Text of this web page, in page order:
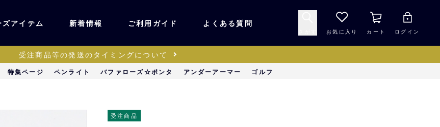
ク
ユニフォーム・ワッ
キャップ・ヘルメッ
キッズ・ベビー
アイテム 新着情報 ご利用ガイド よくある質問
お気に入り カート ログイン
受注商品等の発送のタイミングについて
特集ページ ペンライト バファローズ☆ポンタ アンダーアーマー ゴルフ
受注商品